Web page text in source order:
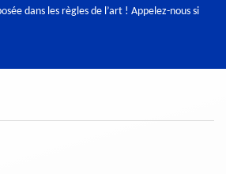
dans les règles de l’art ! Appelez-nous si